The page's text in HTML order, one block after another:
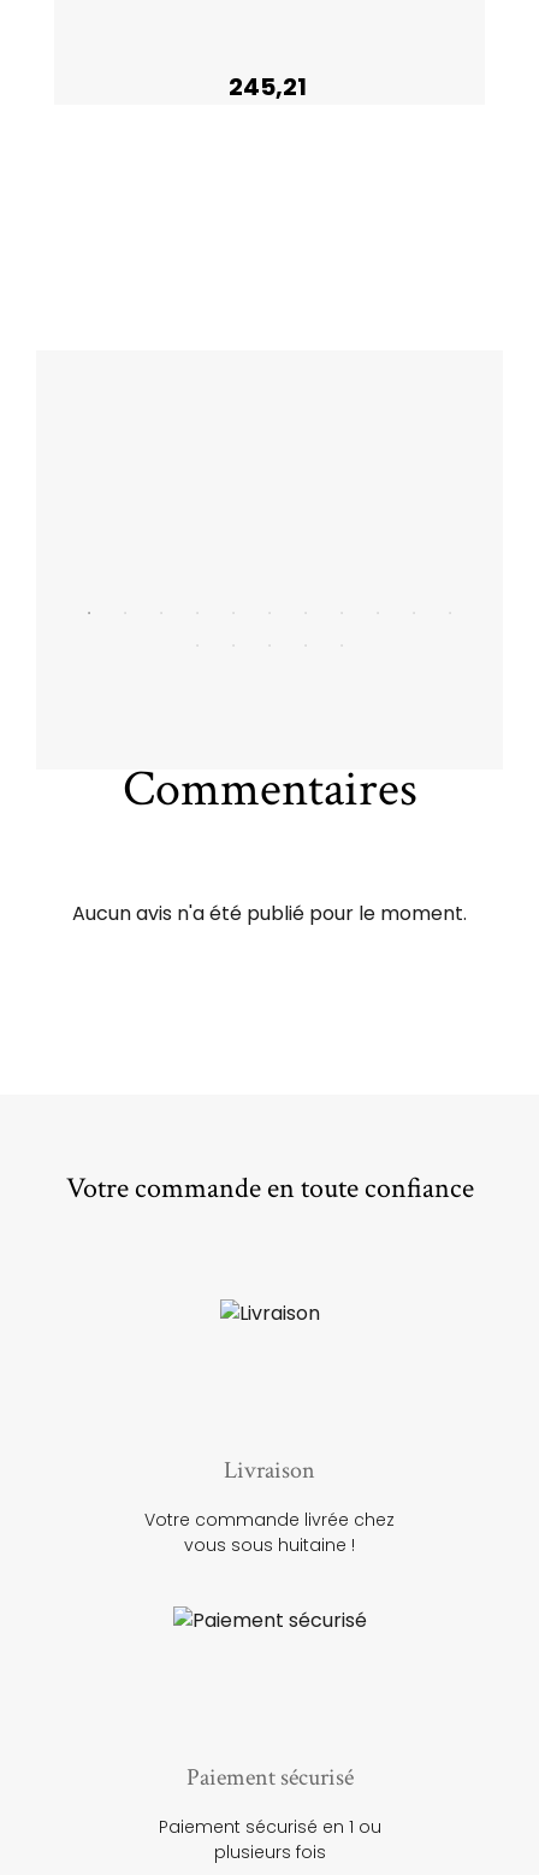
245,21
Commentaires
Aucun avis n'a été publié pour le moment.
Votre commande en toute confiance
Livraison
Votre commande livrée chez
vous sous huitaine !
Paiement sécurisé
Paiement sécurisé en 1 ou
plusieurs fois